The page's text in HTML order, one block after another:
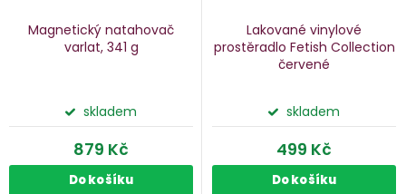
Magnetický natahovač
varlat, 341 g
skladem
879 Kč
Do košíku
Lakované vinylové
prostěradlo Fetish Collection
červené
skladem
499 Kč
Do košíku